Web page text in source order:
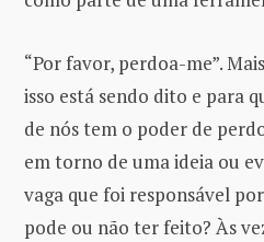
“Por favor, perdoa-me”.
isso está sendo dito e para
de nós tem o poder de
em torno de uma ideia ou
vaga que foi responsável
pode ou não ter feito? Às